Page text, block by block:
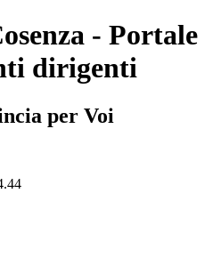
- Portale
dirigenti
per Voi